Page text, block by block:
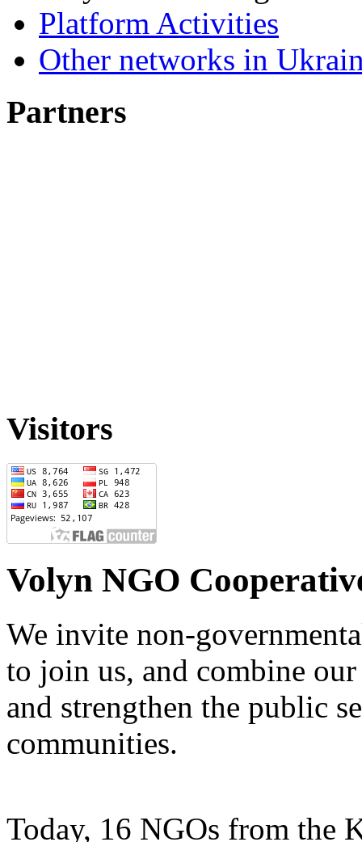
Platform Activities
Other networks in
Partners
Visitors
Volyn NGO
We invite non-
to join us, and combine
and strengthen the public
communities.
Today, 16 NGOs from the